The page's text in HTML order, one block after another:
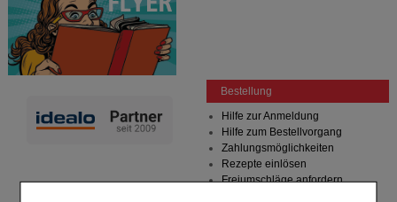
Bestellung
Hilfe zur Anmeldung
Hilfe zum Bestellvorgang
Zahlungsmöglichkeiten
Rezepte einlösen
Freiumschläge anfordern